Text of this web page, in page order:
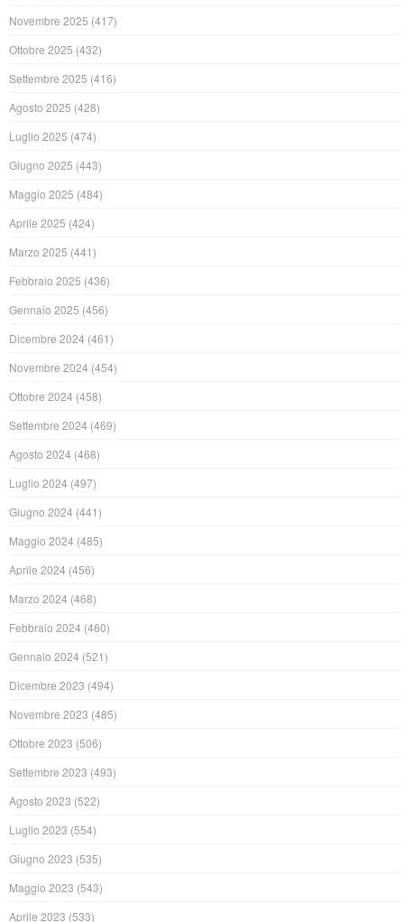
Novembre 2025 (417)
Ottobre 2025 (432)
Settembre 2025 (416)
Agosto 2025 (428)
Luglio 2025 (474)
Giugno 2025 (443)
Maggio 2025 (484)
Aprile 2025 (424)
Marzo 2025 (441)
Febbraio 2025 (436)
Gennaio 2025 (456)
Dicembre 2024 (461)
Novembre 2024 (454)
Ottobre 2024 (458)
Settembre 2024 (469)
Agosto 2024 (468)
Luglio 2024 (497)
Giugno 2024 (441)
Maggio 2024 (485)
Aprile 2024 (456)
Marzo 2024 (468)
Febbraio 2024 (460)
Gennaio 2024 (521)
Dicembre 2023 (494)
Novembre 2023 (485)
Ottobre 2023 (506)
Settembre 2023 (493)
Agosto 2023 (522)
Luglio 2023 (554)
Giugno 2023 (535)
Maggio 2023 (543)
Aprile 2023 (533)